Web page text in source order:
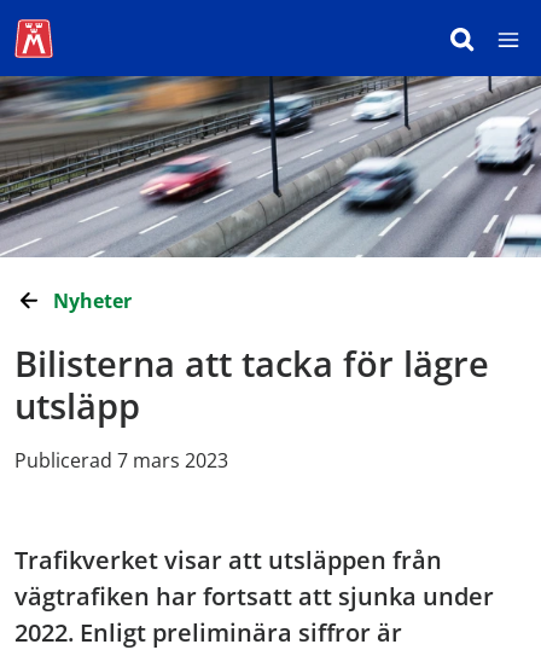
Nyheter
Bilisterna att tacka för lägre
utsläpp
Publicerad 7 mars 2023
Trafikverket visar att utsläppen från
vägtrafiken har fortsatt att sjunka under
2022. Enligt preliminära siffror är